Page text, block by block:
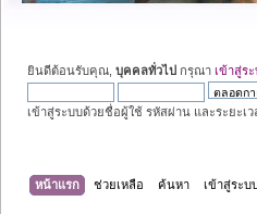
ยินดีต้อนรับคุณ, บุคคลทั่วไป กรุณา เข้าสู่ร
เข้าสู่ระบบด้วยชื่อผู้ใช้ รหัสผ่าน และระยะเ
หน้าแรก ช่วยเหลือ ค้นหา เข้าสู่ระบ